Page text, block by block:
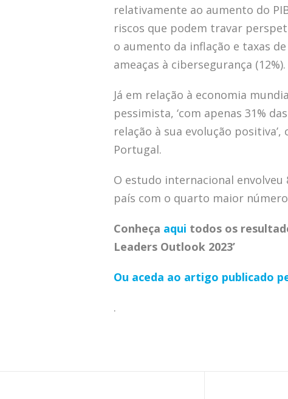
relativamente ao aumento do
riscos que podem travar
o aumento da inflação e taxas
ameaças à cibersegurança (12%).
Já em relação à economia
pessimista, ‘com apenas 31%
relação à sua evolução
Portugal.
O estudo internacional
país com o quarto maior
Conheça aqui todos os
Leaders Outlook 2023’
Ou aceda ao artigo publicado
.